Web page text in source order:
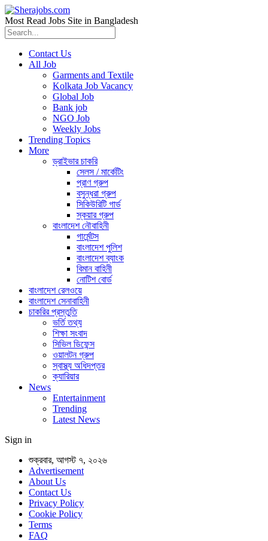
Most Read Jobs Site in Bangladesh
Contact Us
All Job
Garments and Textile
Kolkata Job Vacancy
Global Job
Bank job
NGO Job
Weekly Jobs
Trending Topics
More
ড্রাইভার চাকরি
সেলস / মার্কেটিং
প্রাণ গ্রুপ
বসুন্ধরা গ্রুপ
সিকিউরিটি গার্ড
স্কয়ার গ্রুপ
বাংলাদেশ নৌবাহিনী
গার্মেন্টস
বাংলাদেশ পুলিশ
বাংলাদেশ ব্যাংক
বিমান বাহিনী
নোটিশ বোর্ড
বাংলাদেশ রেলওয়ে
বাংলাদেশ সেনাবাহিনী
চাকরির প্রস্তুতি
ভর্তি তথ্য
শিক্ষা সংবাদ
সিভিল ডিফেন্স
ওয়ালটন গ্রুপ
স্বাস্থ্য অধিদপ্তর
ক্যারিয়ার
News
Entertainment
Trending
Latest News
Sign in
শুক্রবার, আগস্ট ৭, ২০২৬
Advertisement
About Us
Contact Us
Privacy Policy
Cookie Policy
Terms
FAQ